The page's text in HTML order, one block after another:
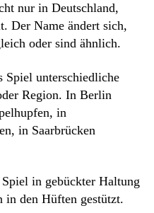
nur in Deutschland,
Der Name ändert sich,
oder sind ähnlich.
Spiel unterschiedliche
Region. In Berlin
in
in Saarbrücken
in gebückter Haltung
in den Hüften gestützt.